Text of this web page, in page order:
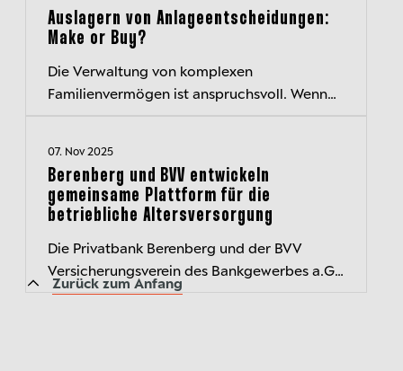
Auslagern von Anlageentscheidungen:
Make or Buy?
Die Verwaltung von komplexen
Familienvermögen ist anspruchsvoll. Wenn
Anlageentscheidungen si...
07. Nov 2025
Berenberg und BVV entwickeln
gemeinsame Plattform für die
betriebliche Altersversorgung
Die Privatbank Berenberg und der BVV
Versicherungsverein des Bankgewerbes a.G.
(BVV), der Versorgungspartner der Banken-
Zurück zum Anfang